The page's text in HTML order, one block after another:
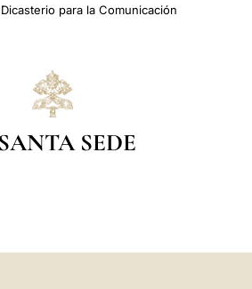
para la Comunicación
SANTA SEDE